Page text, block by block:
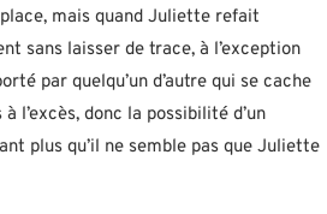
mais quand Juliette refait
sans laisser de trace, à l’exception
par quelqu’un d’autre qui se cache
l’excès, donc la possibilité d’un
plus qu’il ne semble pas que Juliette